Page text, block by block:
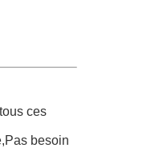
ces
besoin